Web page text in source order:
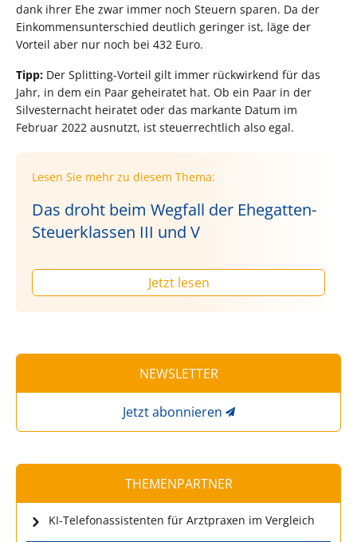
dank ihrer Ehe zwar immer noch Steuern sparen. Da der
Einkommensunterschied deutlich geringer ist, läge der
Vorteil aber nur noch bei 432 Euro.
Tipp: Der Splitting-Vorteil gilt immer rückwirkend für das
Jahr, in dem ein Paar geheiratet hat. Ob ein Paar in der
Silvesternacht heiratet oder das markante Datum im
Februar 2022 ausnutzt, ist steuerrechtlich also egal.
Lesen Sie mehr zu diesem Thema:
Das droht beim Wegfall der Ehegatten-
Steuerklassen III und V
Jetzt lesen
NEWSLETTER
Jetzt abonnieren
THEMENPARTNER
KI-Telefonassistenten für Arztpraxen im Vergleich